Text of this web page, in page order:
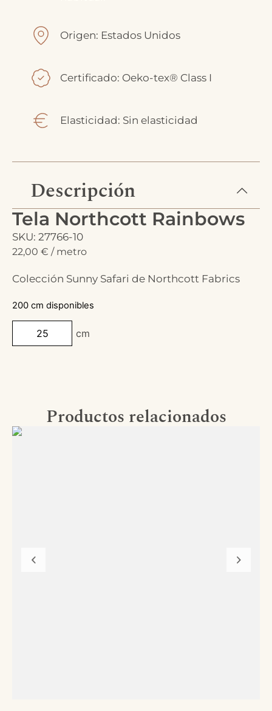
Origen: Estados Unidos
Certificado: Oeko-tex® Class I
Elasticidad: Sin elasticidad
Descripción
Tela Northcott Rainbows
SKU: 27766-10
22,00 € / metro
Colección Sunny Safari de Northcott Fabrics
200 cm disponibles
cm
Productos relacionados